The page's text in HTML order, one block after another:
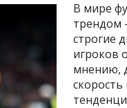
В мире
трендом
строгие
игроков
мнению,